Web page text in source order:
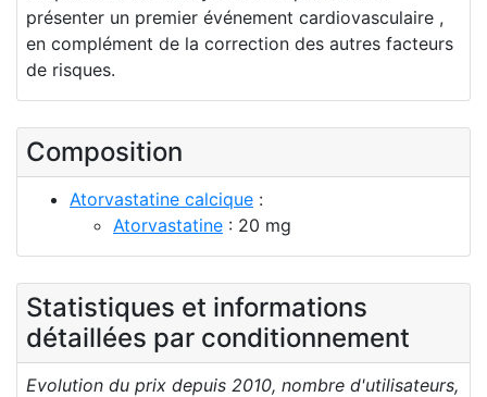
présenter un premier événement cardiovasculaire ,
en complément de la correction des autres facteurs
de risques.
Composition
Atorvastatine calcique :
Atorvastatine : 20 mg
Statistiques et informations
détaillées par conditionnement
Evolution du prix depuis 2010, nombre d'utilisateurs,